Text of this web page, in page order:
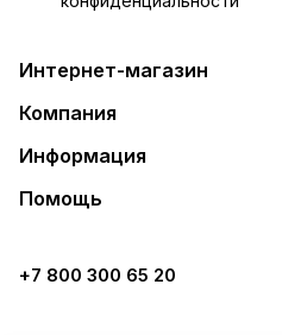
Интернет-магазин
Компания
Информация
Помощь
+7 800 300 65 20